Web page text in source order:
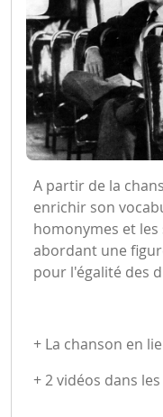
A partir de la
enrichir son
homonymes et
abordant une
pour l'égalité des
+ La chanson en
+ 2 vidéos dans